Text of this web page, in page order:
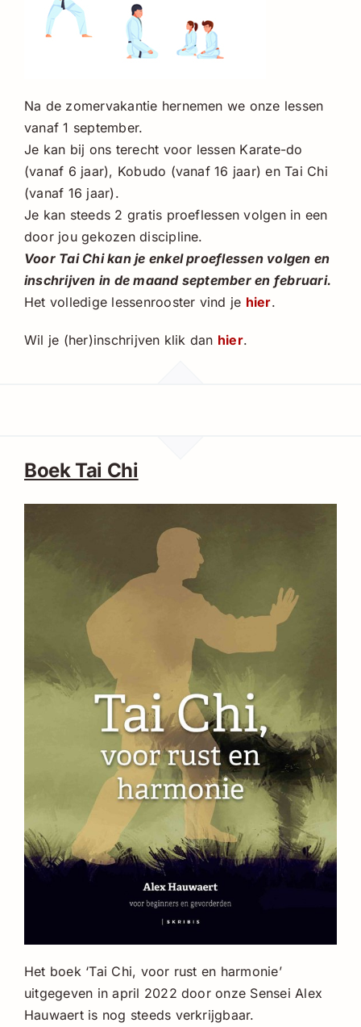
Na de zomervakantie hernemen we onze lessen
vanaf 1 september.
Je kan bij ons terecht voor lessen Karate-do
(vanaf 6 jaar), Kobudo (vanaf 16 jaar) en Tai Chi
(vanaf 16 jaar).
Je kan steeds 2 gratis proeflessen volgen in een
door jou gekozen discipline.
Voor Tai Chi kan je enkel proeflessen volgen en
inschrijven in de maand september en februari.
Het volledige lessenrooster vind je hier.
Wil je (her)inschrijven klik dan hier.
Boek Tai Chi
Het boek ‘Tai Chi, voor rust en harmonie’
uitgegeven in april 2022 door onze Sensei Alex
Hauwaert is nog steeds verkrijgbaar.